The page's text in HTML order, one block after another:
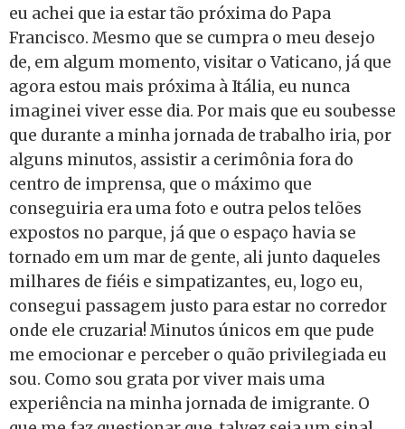
eu achei que ia estar tão próxima do Papa
Francisco. Mesmo que se cumpra o meu desejo
de, em algum momento, visitar o Vaticano, já que
agora estou mais próxima à Itália, eu nunca
imaginei viver esse dia. Por mais que eu soubesse
que durante a minha jornada de trabalho iria, por
alguns minutos, assistir a cerimônia fora do
centro de imprensa, que o máximo que
conseguiria era uma foto e outra pelos telões
expostos no parque, já que o espaço havia se
tornado em um mar de gente, ali junto daqueles
milhares de fiéis e simpatizantes, eu, logo eu,
consegui passagem justo para estar no corredor
onde ele cruzaria! Minutos únicos em que pude
me emocionar e perceber o quão privilegiada eu
sou. Como sou grata por viver mais uma
experiência na minha jornada de imigrante. O